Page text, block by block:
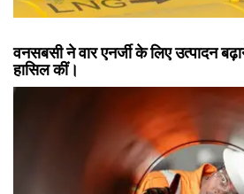
वनसबसी ने वार एनर्जी के लिए उत्पादन
हासिल कीं।